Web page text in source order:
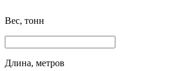
Вес, тонн
Длина, метров